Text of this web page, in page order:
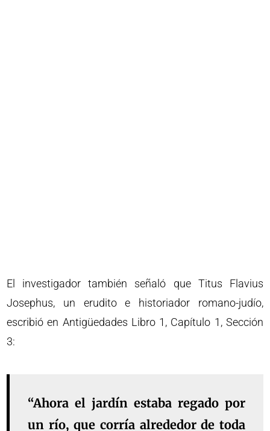
El investigador también señaló que Titus Flavius
Josephus, un erudito e historiador romano-judío,
escribió en Antigüedades Libro 1, Capítulo 1, Sección
3:
“Ahora el jardín estaba regado por
un río, que corría alrededor de toda